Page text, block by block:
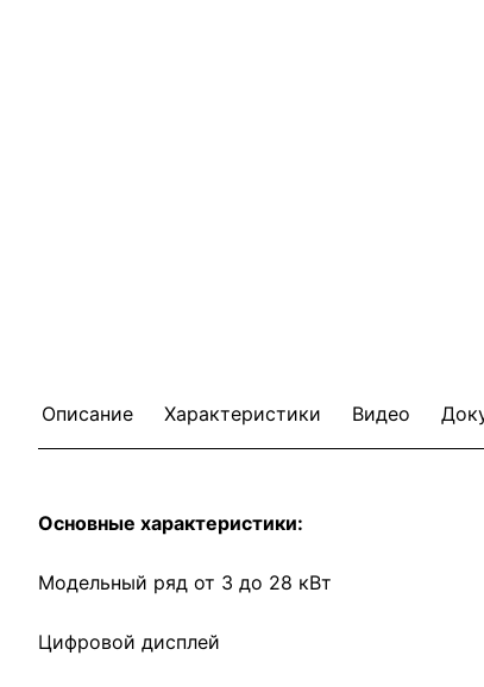
Описание Характеристики Видео
Основные характеристики:
Модельный ряд от 3 до 28 кВт
Цифровой дисплей